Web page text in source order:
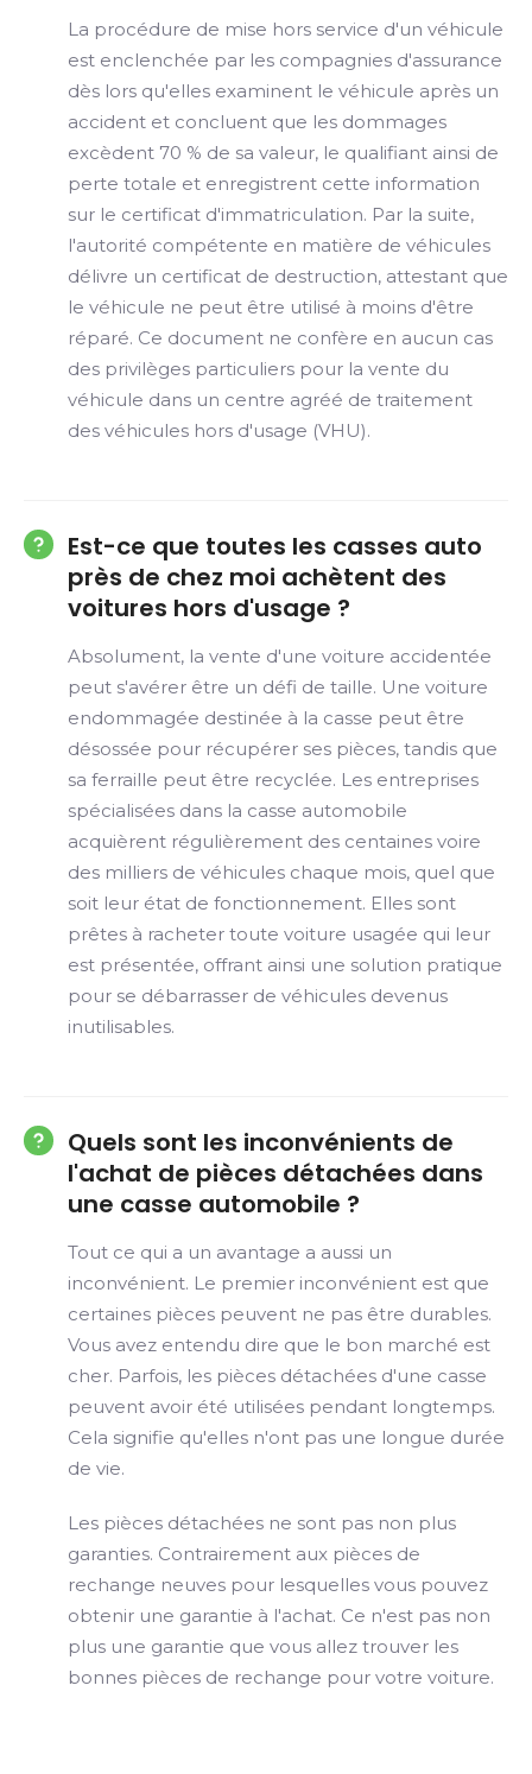
La procédure de mise hors service d'un véhicule
est enclenchée par les compagnies d'assurance
dès lors qu'elles examinent le véhicule après un
accident et concluent que les dommages
excèdent 70 % de sa valeur, le qualifiant ainsi de
perte totale et enregistrent cette information
sur le certificat d'immatriculation. Par la suite,
l'autorité compétente en matière de véhicules
délivre un certificat de destruction, attestant que
le véhicule ne peut être utilisé à moins d'être
réparé. Ce document ne confère en aucun cas
des privilèges particuliers pour la vente du
véhicule dans un centre agréé de traitement
des véhicules hors d'usage (VHU).
Est-ce que toutes les casses auto
près de chez moi achètent des
voitures hors d'usage ?
Absolument, la vente d'une voiture accidentée
peut s'avérer être un défi de taille. Une voiture
endommagée destinée à la casse peut être
désossée pour récupérer ses pièces, tandis que
sa ferraille peut être recyclée. Les entreprises
spécialisées dans la casse automobile
acquièrent régulièrement des centaines voire
des milliers de véhicules chaque mois, quel que
soit leur état de fonctionnement. Elles sont
prêtes à racheter toute voiture usagée qui leur
est présentée, offrant ainsi une solution pratique
pour se débarrasser de véhicules devenus
inutilisables.
Quels sont les inconvénients de
l'achat de pièces détachées dans
une casse automobile ?
Tout ce qui a un avantage a aussi un
inconvénient. Le premier inconvénient est que
certaines pièces peuvent ne pas être durables.
Vous avez entendu dire que le bon marché est
cher. Parfois, les pièces détachées d'une casse
peuvent avoir été utilisées pendant longtemps.
Cela signifie qu'elles n'ont pas une longue durée
de vie.
Les pièces détachées ne sont pas non plus
garanties. Contrairement aux pièces de
rechange neuves pour lesquelles vous pouvez
obtenir une garantie à l'achat. Ce n'est pas non
plus une garantie que vous allez trouver les
bonnes pièces de rechange pour votre voiture.